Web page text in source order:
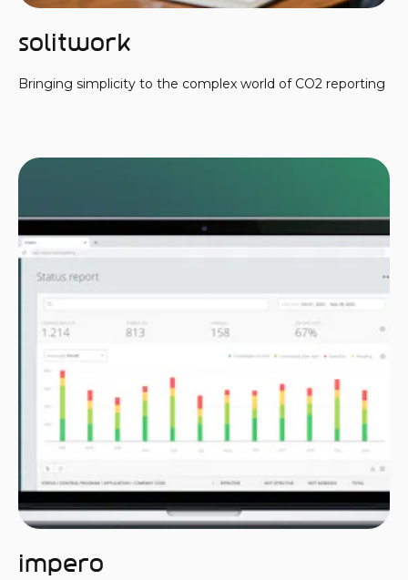
Solitwork
Bringing simplicity to the complex world of CO2 reporting
Impero